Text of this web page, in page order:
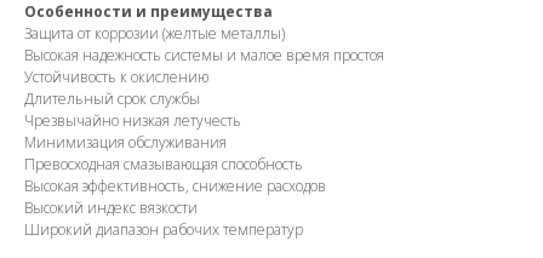
Особенности и преимущества
Защита от коррозии (желтые металлы)
Высокая надежность системы и малое время простоя
Устойчивость к окислению
Длительный срок службы
Чрезвычайно низкая летучесть
Минимизация обслуживания
Превосходная смазывающая способность
Высокая эффективность, снижение расходов
Высокий индекс вязкости
Широкий диапазон рабочих температур